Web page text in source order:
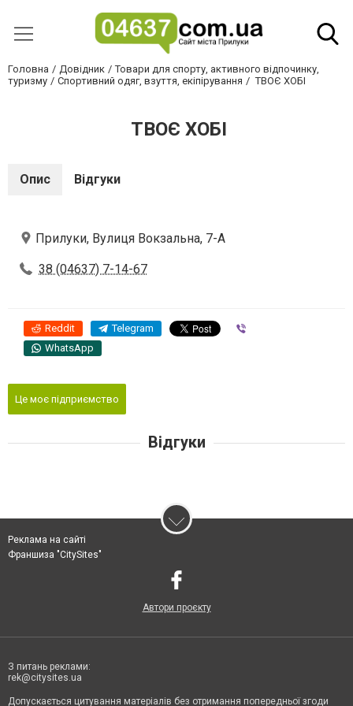
Головна Довідник
Товари для спорту, активного відпочинку,
туризму
Спортивний одяг, взуття, екіпірування ТВОЄ ХОБІ
ТВОЄ ХОБІ
Опис Відгуки
Прилуки, Вулиця Вокзальна, 7-А
38 (04637) 7-14-67
Reddit Telegram
WhatsApp
Це моє підприємство
Відгуки
Реклама на сайті
Франшиза "CitySites"
Автори проєкту
З питань реклами:
rek@citysites.ua
Допускається цитування матеріалів без отримання попередньої згоди